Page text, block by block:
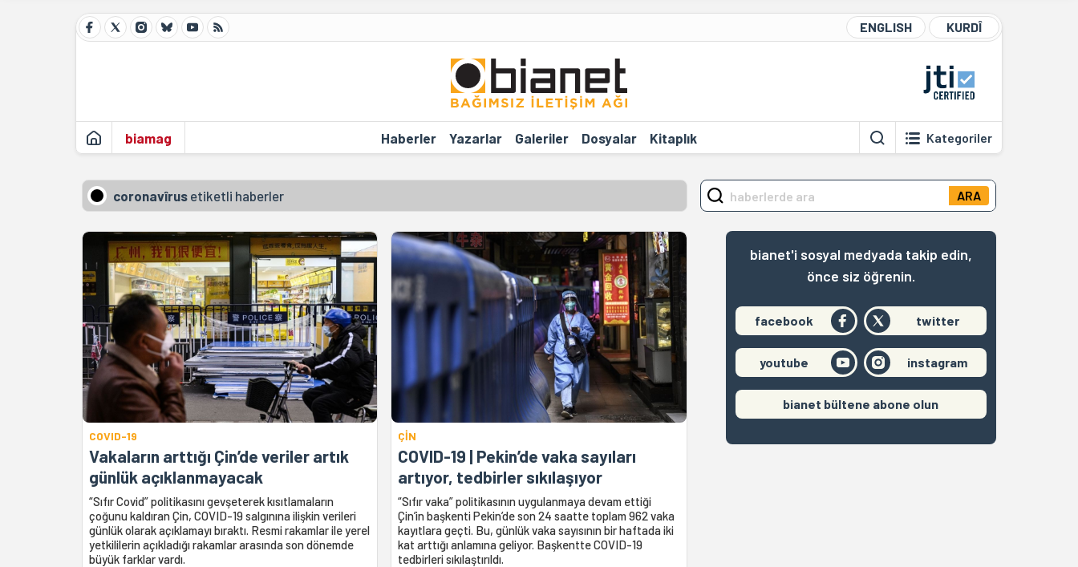
ENGLISH KURDÎ
biamag Haberler Yazarlar Galeriler Dosyalar Kitaplık Kategoriler
coronavîrus etiketli haberler
COVID-19
Vakaların arttığı Çin’de veriler artık
günlük açıklanmayacak
“Sıfır Covid” politikasını gevşeterek kısıtlamaların
çoğunu kaldıran Çin, COVID-19 salgınına ilişkin verileri
günlük olarak açıklamayı bıraktı. Resmi rakamlar ile yerel
yetkililerin açıkladığı rakamlar arasında son dönemde
büyük farklar vardı.
ÇİN
COVID-19 | Pekin’de vaka sayıları
artıyor, tedbirler sıkılaşıyor
“Sıfır vaka” politikasının uygulanmaya devam ettiği
Çin’in başkenti Pekin’de son 24 saatte toplam 962 vaka
kayıtlara geçti. Bu, günlük vaka sayısının bir haftada iki
kat arttığı anlamına geliyor. Başkentte COVID-19
tedbirleri sıkılaştırıldı.
ARA
bianet'i sosyal medyada takip edin,
önce siz öğrenin.
facebook twitter
youtube instagram
bianet bültene abone olun